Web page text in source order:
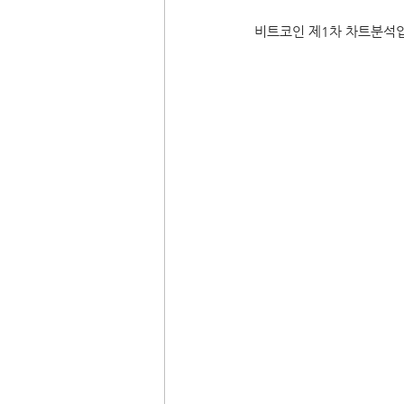
비트코인 제1차 차트분석